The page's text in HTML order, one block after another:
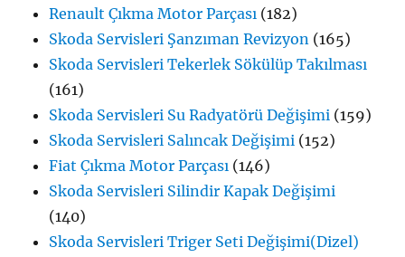
Renault Çıkma Motor Parçası (182)
Skoda Servisleri Şanzıman Revizyon (165)
Skoda Servisleri Tekerlek Sökülüp Takılması
(161)
Skoda Servisleri Su Radyatörü Değişimi (159)
Skoda Servisleri Salıncak Değişimi (152)
Fiat Çıkma Motor Parçası (146)
Skoda Servisleri Silindir Kapak Değişimi
(140)
Skoda Servisleri Triger Seti Değişimi(Dizel)